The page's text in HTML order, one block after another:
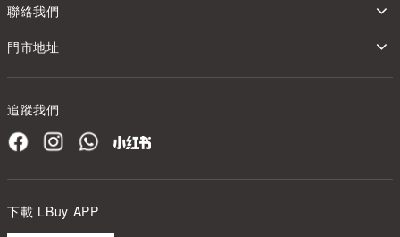
聯絡我們
門市地址
追蹤我們
下載 LBuy APP